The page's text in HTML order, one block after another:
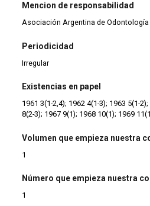
Mencion de responsabilidad
Asociación Argentina de Odontología
Periodicidad
Irregular
Existencias en papel
1961 3(1-2,4); 1962 4(1-3); 1963 5(1-
8(2-3); 1967 9(1); 1968 10(1); 1969
Volumen que empieza nuestra
1
Número que empieza nuestra
1